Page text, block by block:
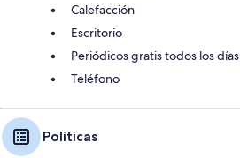
Calefacción
Escritorio
Periódicos gratis todos los días
Teléfono
Políticas